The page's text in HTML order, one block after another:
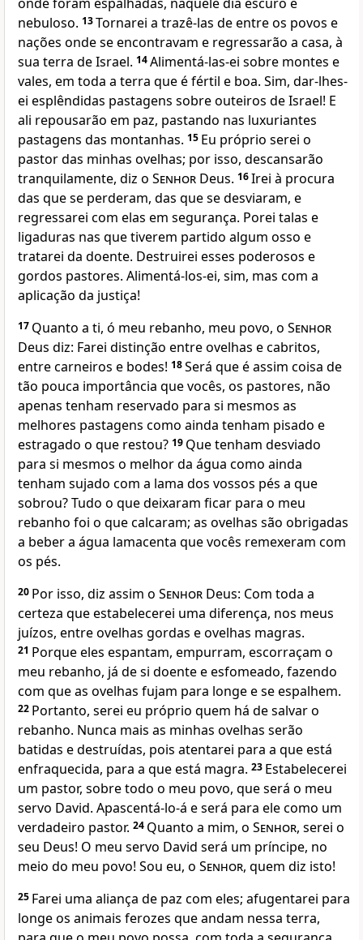
nebuloso. 13Tornarei a trazê-las de entre os povos e
nações onde se encontravam e regressarão a casa, à
sua terra de Israel. 14Alimentá-las-ei sobre montes e
vales, em toda a terra que é fértil e boa. Sim, dar-lhes-
ei esplêndidas pastagens sobre outeiros de Israel! E
ali repousarão em paz, pastando nas luxuriantes
pastagens das montanhas. 15 Eu próprio serei o
pastor das minhas ovelhas; por isso, descansarão
tranquilamente, diz o Senhor Deus. 16Irei à procura
das que se perderam, das que se desviaram, e
regressarei com elas em segurança. Porei talas e
ligaduras nas que tiverem partido algum osso e
tratarei da doente. Destruirei esses poderosos e
gordos pastores. Alimentá-los-ei, sim, mas com a
aplicação da justiça!
17 Quanto a ti, ó meu rebanho, meu povo, o Senhor
Deus diz: Farei distinção entre ovelhas e cabritos,
entre carneiros e bodes! 18Será que é assim coisa de
tão pouca importância que vocês, os pastores, não
apenas tenham reservado para si mesmos as
melhores pastagens como ainda tenham pisado e
estragado o que restou? 19 Que tenham desviado
para si mesmos o melhor da água como ainda
tenham sujado com a lama dos vossos pés a que
sobrou? Tudo o que deixaram ficar para o meu
rebanho foi o que calcaram; as ovelhas são obrigadas
a beber a água lamacenta que vocês remexeram com
os pés.
20 Por isso, diz assim o Senhor Deus: Com toda a
certeza que estabelecerei uma diferença, nos meus
juízos, entre ovelhas gordas e ovelhas magras.
21 Porque eles espantam, empurram, escorraçam o
meu rebanho, já de si doente e esfomeado, fazendo
com que as ovelhas fujam para longe e se espalhem.
22 Portanto, serei eu próprio quem há de salvar o
rebanho. Nunca mais as minhas ovelhas serão
batidas e destruídas, pois atentarei para a que está
enfraquecida, para a que está magra. 23 Estabelecerei
um pastor, sobre todo o meu povo, que será o meu
servo David. Apascentá-lo-á e será para ele como um
verdadeiro pastor. 24 Quanto a mim, o Senhor, serei o
seu Deus! O meu servo David será um príncipe, no
meio do meu povo! Sou eu, o Senhor, quem diz isto!
25 Farei uma aliança de paz com eles; afugentarei para
longe os animais ferozes que andam nessa terra,